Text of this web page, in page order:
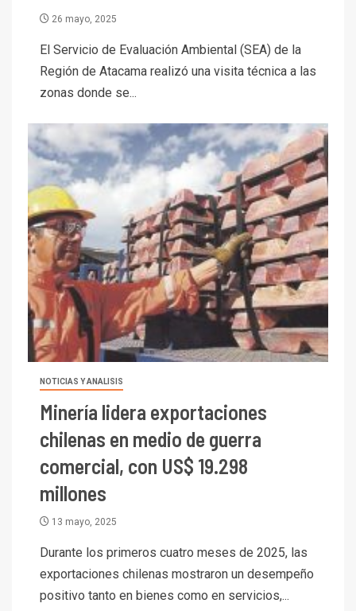
26 mayo, 2025
El Servicio de Evaluación Ambiental (SEA) de la
Región de Atacama realizó una visita técnica a las
zonas donde se...
NOTICIAS Y ANALISIS
Minería lidera exportaciones
chilenas en medio de guerra
comercial, con US$ 19.298
millones
13 mayo, 2025
Durante los primeros cuatro meses de 2025, las
exportaciones chilenas mostraron un desempeño
positivo tanto en bienes como en servicios,...